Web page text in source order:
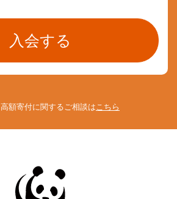
額寄付に関するご相談はこちら